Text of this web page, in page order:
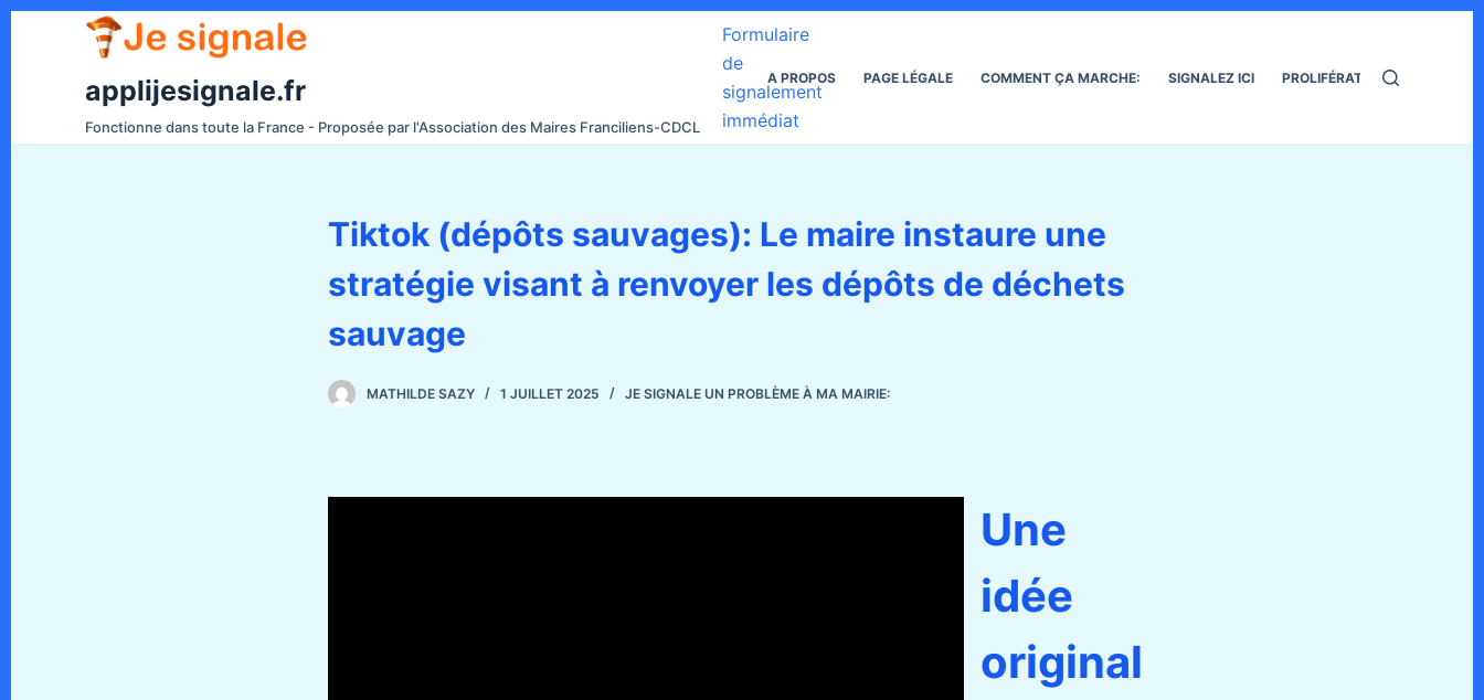
e
applijesignale.fr
Fonctionne dans toute la France - Proposée par l'Association des Maires Franciliens-CDCL
Formulaire
de
signalement
immédiat
A PROPOS PAGE LÉGALE COMMENT ÇA MARCHE: SIGNALEZ ICI PROLIFÉRATION DES RATS
Tiktok (dépôts sauvages): Le maire instaure une
stratégie visant à renvoyer les dépôts de déchets
sauvage
MATHILDE SAZY 1 JUILLET 2025 JE SIGNALE UN PROBLÈME À MA MAIRIE:
Une
idée
original